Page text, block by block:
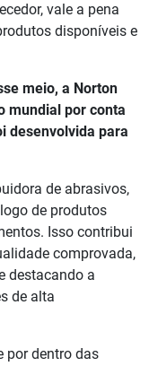
vale a pena
disponíveis e
meio, a Norton
mundial por conta
desenvolvida para
de abrasivos,
de produtos
Isso contribui
comprovada,
destacando a
de alta
por dentro das